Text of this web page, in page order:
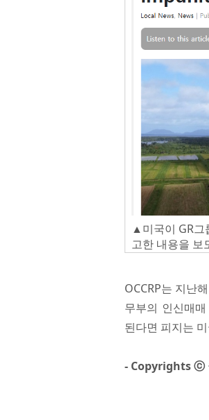
▲미국이 GR그
고한 내용을 보
OCCRP는 지난
무부의 인신매
된다면 피지는
- Copyrights ⓒ